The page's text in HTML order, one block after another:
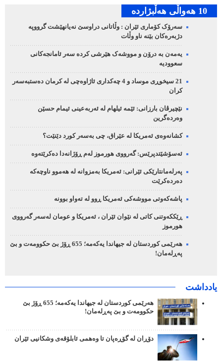
10 هه‌واڵی هه‌ڵبژارده‌
سەرۆک کۆماری ئێران : وڵاتانی دراوسێ نەیانهێشت گرووپە
دژبەرەکان بێنە ناو وڵات
یەمەن بە درۆن و مووشەک هێرشی کردە سەر ئامانجەکانی
سعوودیە
21 سیخوڕی موساد و 4 چەکداری ئاژاوەچی لە کرمان دەستبەسەر
کران
نێچیرڤان بارزانی: ئێمە ئیلهام لە ئەربەعینی ئیمام حسێن
وەردەگرین
کشانەوەی ئەمریکا لە عێراق، چی بەسەر کورد دێنێت؟
ئەسۆشێتدپرێس: گەرووی هورموز لەم ڕۆژانەدا دەکرێتەوە
پەرلەمانتارێکی ئێرانی: ئەمریکا بەمزوانە لە هەموو ناوچەکە
دەردەکرێت
پاشەکەوتی مووشەکی ئەمریکا ڕوو لە تەواو بوونە
ڕێککەوتنی کاتی لە نێوان ئێران ، ئەمریکا و عومان لەسەر گەرووی
هورموز
هەرێمی کوردستان لە جیهاندا یەکەمە؛ 655 ڕۆژ بێ حکوومەت و بێ
پەڕلەمان!
یادداشت
هەرێمی کوردستان لە جیهاندا یەکەمە؛ 655 ڕۆژ بێ
حکوومەت و بێ پەڕلەمان!
دۆڕان لە گۆڕەپان تا وەهمی ئابلۆقەی وشکانیی ئێران